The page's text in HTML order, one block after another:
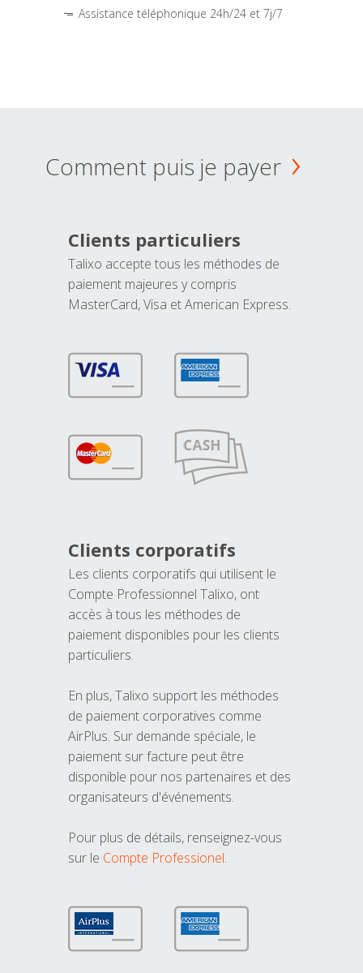
Assistance téléphonique 24h/24 et 7j/7
Comment puis je payer
Clients particuliers
Talixo accepte tous les méthodes de
paiement majeures y compris
MasterCard, Visa et American Express.
Clients corporatifs
Les clients corporatifs qui utilisent le
Compte Professionnel Talixo, ont
accès à tous les méthodes de
paiement disponibles pour les clients
particuliers.
En plus, Talixo support les méthodes
de paiement corporatives comme
AirPlus. Sur demande spéciale, le
paiement sur facture peut être
disponible pour nos partenaires et des
organisateurs d'événements.
Pour plus de détails, renseignez-vous
sur le Compte Professionel.